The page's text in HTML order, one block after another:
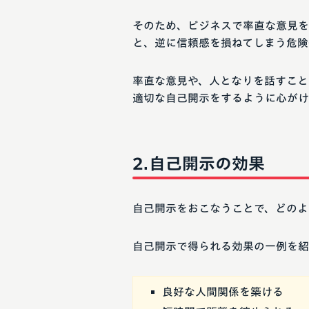
そのため、ビジネスで率直な意見
と、逆に信頼感を損ねてしまう危
率直な意見や、人となりを話すこ
適切な自己開示をするように心が
自己開示の効果
自己開示をおこなうことで、どの
自己開示で得られる効果の一例を
良好な人間関係を築ける